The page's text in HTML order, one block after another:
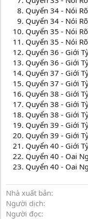
Quyển 34 - Nói
Quyển 34 - Nói
Quyển 35 - Nói
Quyển 35 - Nói
Quyển 36 - Giới
Quyển 36 - Giới
Quyển 37 - Giới
Quyển 37 - Giới
Quyển 38 - Giới
Quyển 38 - Giới
Quyển 38 - Giới
Quyển 39 - Giới
Quyển 39 - Giới
Quyển 40 - Giới
Quyển 40 - Oai
Quyển 40 - Oai
Nhà xuất bản
Người dịch
Người đọc